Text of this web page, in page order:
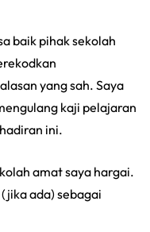
baik pihak sekolah
yang sah. Saya
kaji pelajaran
ini.
amat saya hargai.
ada) sebagai